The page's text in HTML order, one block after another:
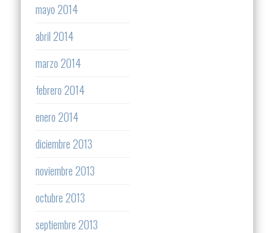
mayo 2014
abril 2014
marzo 2014
febrero 2014
enero 2014
diciembre 2013
noviembre 2013
octubre 2013
septiembre 2013